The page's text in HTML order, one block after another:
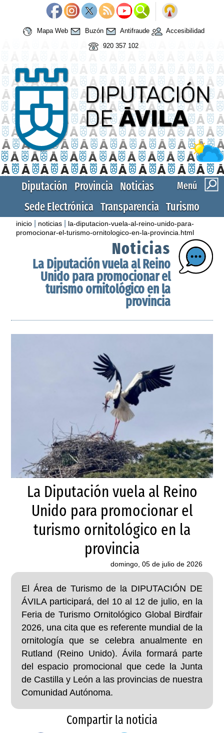
Mapa Web Buzón Antifraude
Accesibilidad
920 357 102
Menú
Diputación Provincia Noticias
Sede Electrónica Transparencia Turismo
inicio noticias
la-diputacion-vuela-al-reino-unido-para-
promocionar-el-turismo-ornitologico-en-la-provincia.html
Noticias
La Diputación vuela al Reino
Unido para promocionar el
turismo ornitológico en la
provincia
La Diputación vuela al Reino
Unido para promocionar el
turismo ornitológico en la
provincia
domingo, 05 de julio de 2026
El Área de Turismo de la DIPUTACIÓN DE
ÁVILA participará, del 10 al 12 de julio, en la
Feria de Turismo Ornitológico Global Birdfair
2026, una cita que es referente mundial de la
ornitología que se celebra anualmente en
Rutland (Reino Unido). Ávila formará parte
del espacio promocional que cede la Junta
de Castilla y León a las provincias de nuestra
Comunidad Autónoma.
Compartir la noticia